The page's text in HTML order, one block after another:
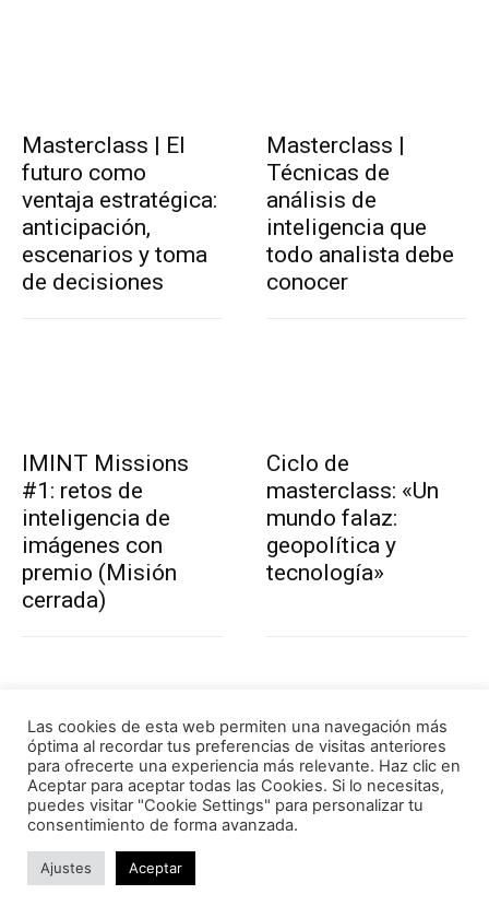
Masterclass | El
futuro como
ventaja estratégica:
anticipación,
escenarios y toma
de decisiones
Masterclass |
Técnicas de
análisis de
inteligencia que
todo analista debe
conocer
IMINT Missions
#1: retos de
inteligencia de
imágenes con
premio (Misión
cerrada)
Ciclo de
masterclass: «Un
mundo falaz:
geopolítica y
tecnología»
Masterclass |
Cómo crear y dirigir
Unidades de
Inteligencia desde
cero | LISA Institute
Masterclass
| Cómo analizar
conflictos
Las cookies de esta web permiten una navegación más
óptima al recordar tus preferencias de visitas anteriores
para ofrecerte una experiencia más relevante. Haz clic en
Aceptar para aceptar todas las Cookies. Si lo necesitas,
puedes visitar "Cookie Settings" para personalizar tu
consentimiento de forma avanzada.
Ajustes Aceptar